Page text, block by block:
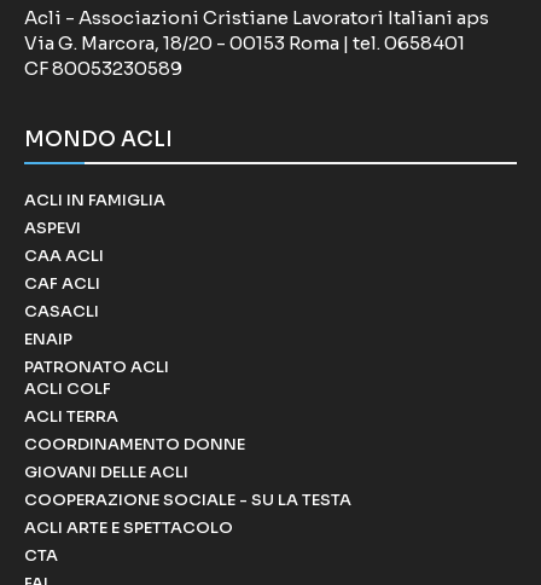
Acli - Associazioni Cristiane Lavoratori Italiani aps
Via G. Marcora, 18/20 - 00153 Roma | tel. 0658401
CF 80053230589
MONDO ACLI
ACLI IN FAMIGLIA
ASPEVI
CAA ACLI
CAF ACLI
CASACLI
ENAIP
PATRONATO ACLI
ACLI COLF
ACLI TERRA
COORDINAMENTO DONNE
GIOVANI DELLE ACLI
COOPERAZIONE SOCIALE - SU LA TESTA
ACLI ARTE E SPETTACOLO
CTA